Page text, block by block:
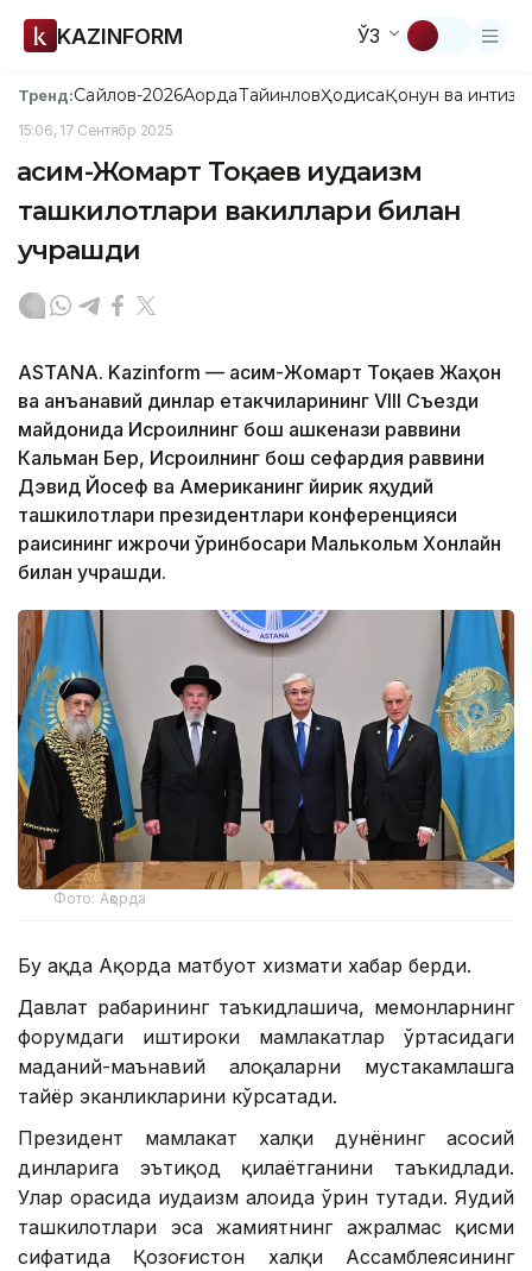
KAZINFORM ЎЗ
Тренд:Сайлов-2026АқордаТайинловҲодисаҚонун ва
15:06, 17 Сентябр 2025
Қасим-Жомарт Тоқаев иудаизм
ташкилотлари вакиллари билан
учрашди
ASTANА. Kazinform — Қасим-Жомарт Тоқаев Жаҳон
ва анъанавий динлар етакчиларининг VIII Съезди
майдонида Исроилнинг бош ашкенази раввини
Кальман Бер, Исроилнинг бош сефардия раввини
Дэвид Йосеф ва Американинг йирик яҳудий
ташкилотлари президентлари конференцияси
раисининг ижрочи ўринбосари Малькольм Хонлайн
билан учрашди.
Фото: Ақорда
Бу ҳақда Ақорда матбуот хизмати хабар берди.
Давлат раҳбарининг таъкидлашича, меҳмонларнинг
форумдаги иштироки мамлакатлар ўртасидаги
маданий-маънавий алоқаларни мустаҳкамлашга
тайёр эканликларини кўрсатади.
Президент мамлакат халқи дунёнинг асосий
динларига эътиқод қилаётганини таъкидлади.
Улар орасида иудаизм алоҳида ўрин тутади. Яҳудий
ташкилотлари эса жамиятнинг ажралмас қисми
сифатида Қозоғистон халқи Ассамблеясининг